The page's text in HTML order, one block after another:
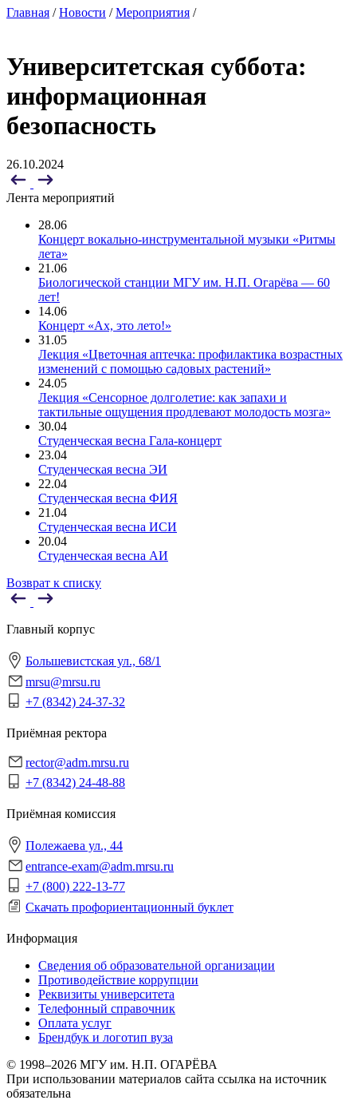
Главная /Новости /Мероприятия /
Университетская суббота:
информационная
безопасность
26.10.2024
Лента мероприятий
28.06
Концерт вокально-инструментальной музыки «Ритмы
лета»
21.06
Биологической станции МГУ им. Н.П. Огарёва — 60
лет!
14.06
Концерт «Ах, это лето!»
31.05
Лекция «Цветочная аптечка: профилактика возрастных
изменений с помощью садовых растений»
24.05
Лекция «Сенсорное долголетие: как запахи и
тактильные ощущения продлевают молодость мозга»
30.04
Студенческая весна Гала-концерт
23.04
Студенческая весна ЭИ
22.04
Студенческая весна ФИЯ
21.04
Студенческая весна ИСИ
20.04
Студенческая весна АИ
Возврат к списку
Главный корпус
Большевистская ул., 68/1
mrsu@mrsu.ru
+7 (8342) 24-37-32
Приёмная ректора
rector@adm.mrsu.ru
+7 (8342) 24-48-88
Приёмная комиссия
Полежаева ул., 44
entrance-exam@adm.mrsu.ru
+7 (800) 222-13-77
Скачать профориентационный буклет
Информация
Сведения об образовательной организации
Противодействие коррупции
Реквизиты университета
Телефонный справочник
Оплата услуг
Брендбук и логотип вуза
© 1998–2026 МГУ им. Н.П. ОГАРЁВА
При использовании материалов сайта ссылка на источник
обязательна